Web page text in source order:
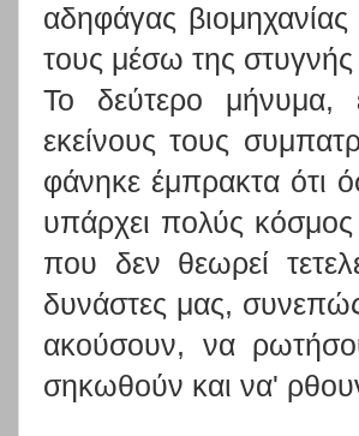
αδηφάγας
τους μέσω της
Το δεύτερο μήνυμα,
εκείνους τους
φάνηκε έμπρακτα ότι
υπάρχει πολύς
που δεν θεωρεί
δυνάστες μας,
ακούσουν, να
σηκωθούν και να'